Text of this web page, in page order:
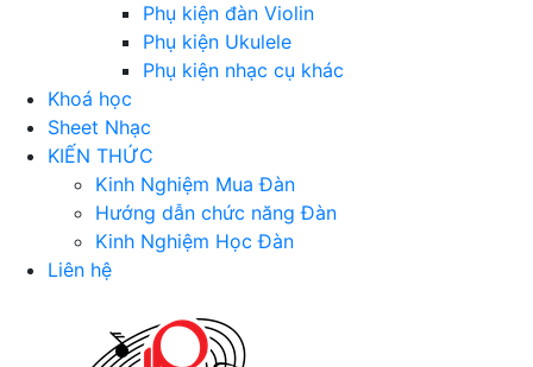
Phụ kiện đàn Violin
Phụ kiện Ukulele
Phụ kiện nhạc cụ khác
Khoá học
Sheet Nhạc
KIẾN THỨC
Kinh Nghiệm Mua Đàn
Hướng dẫn chức năng Đàn
Kinh Nghiệm Học Đàn
Liên hệ